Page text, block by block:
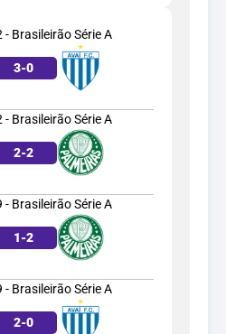
Brasileirão Série A
3-0
Brasileirão Série A
2-2
Brasileirão Série A
1-2
Brasileirão Série A
2-0